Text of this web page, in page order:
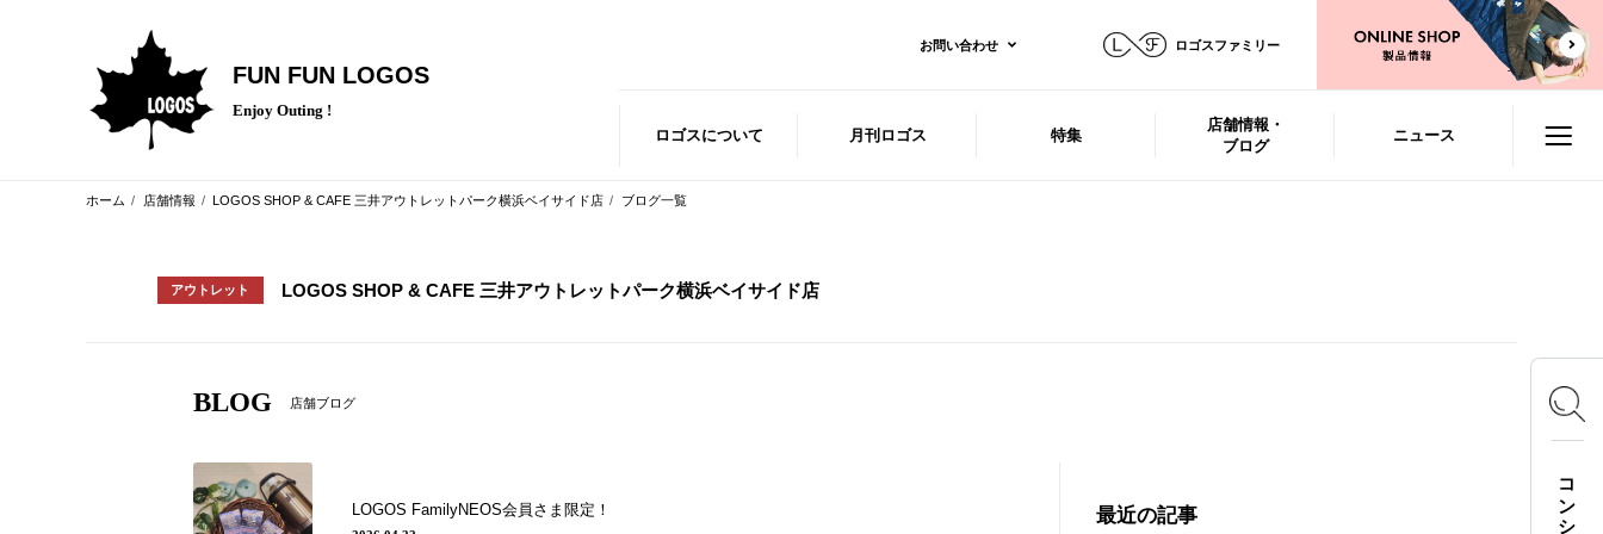
FUN FUN LOGOS
Enjoy Outing !
お問い合わせ ロゴスファミリー
ロゴスについて 月刊ロゴス 特集
店舗情報・
ブログ
ニュース
ホーム 店舗情報 LOGOS SHOP & CAFE 三井アウトレットパーク横浜ベイサイド店 ブログ一覧
アウトレット LOGOS SHOP & CAFE 三井アウトレットパーク横浜ベイサイド店
BLOG 店舗ブログ
LOGOS FamilyNEOS会員さま限定！ 最近の記事